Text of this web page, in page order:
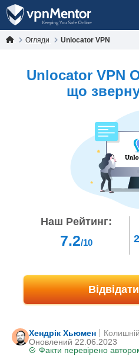
Огляди Unlocator VPN
Unlocator VPN
що
Наш Рейтинг:
7.2/10
Хендрік Хьюмен
Оновлений 22.06.2023
Факти перевірено